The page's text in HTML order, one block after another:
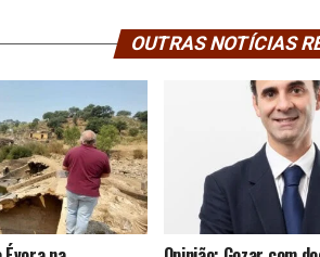
OUTRAS NOTÍCIAS